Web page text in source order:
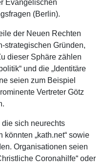
Evangelischen
(Berlin).
der Neuen Rechten
strategischen Gründen,
dieser Sphäre zählen
und die „Identitäre
seien zum Beispiel
Vertreter Götz
sich neurechts
„kath.net“ sowie
Organisationen seien
Coronahilfe“ oder